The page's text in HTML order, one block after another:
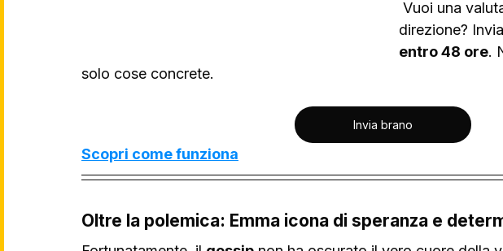
direzione?
entro 48 ore.
solo cose concrete.
Invia brano
Scopri come funziona
Oltre la polemica: Emma icona di speranza e